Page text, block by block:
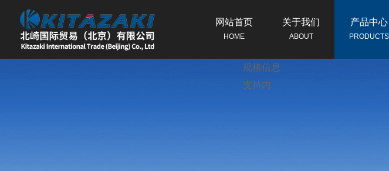
网站首页
HOME
关于我们
ABOUT
产品中心
PRODUCTS
特征
规格信息
支持内